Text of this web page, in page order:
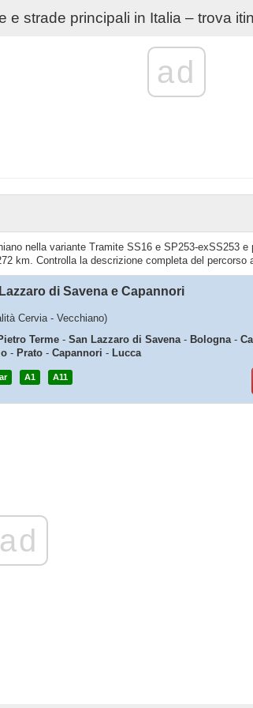
e strade principali in Italia – trova
ad
nella variante Tramite SS16 e SP253-exSS253 e
km. Controlla la descrizione completa del percorso
di Savena e Capannori
Cervia - Vecchiano)
Terme - San Lazzaro di Savena- Bologna-
- Prato - Capannori - Lucca
A1 A11
ad